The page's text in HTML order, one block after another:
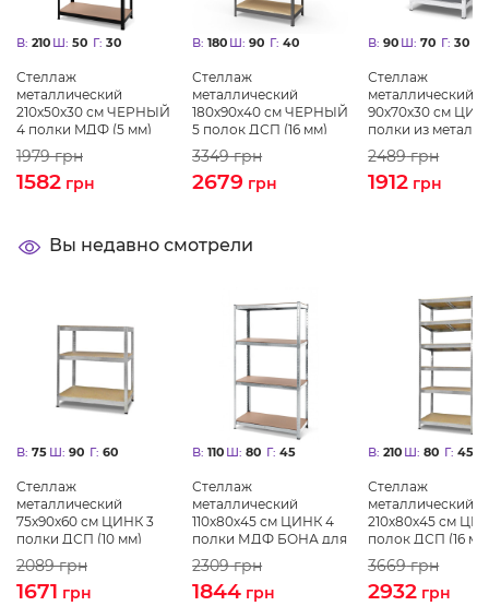
В: 210 Ш: 50 Г: 30
Стеллаж
металлический
210х50х30 см ЧЕРНЫЙ
4 полки MДФ (5 мм)
БОНА-ПРО
1979грн
1582 грн
В: 180 Ш: 90 Г: 40
Стеллаж
металлический
180х90х40 см ЧЕРНЫЙ
5 полок ДСП (16 мм)
БОНА-ПРО
3349грн
2679 грн
В: 90 Ш: 70 Г: 30
Стеллаж
металлический
90х70х30 см
полки из металла
ХАРДИ-ПРО-
для дома,
склада
2489грн
1912 грн
Вы недавно смотрели
В: 75 Ш: 90 Г: 60
Стеллаж
металлический
75х90х60 см ЦИНК 3
полки ДСП (10 мм)
БОНА-ПРО
2089грн
1671 грн
В: 110 Ш: 80 Г: 45
Стеллаж
металлический
110х80х45 см ЦИНК 4
полки МДФ БОНА для
дома, кладовки, на
балкон
2309грн
1844 грн
В: 210 Ш: 80 Г: 45
Стеллаж
металлический
210х80х45 см
полок ДСП (16
БОНА-ПРО
3669грн
2932 грн